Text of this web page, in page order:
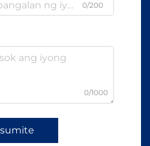
0/200
0/1000